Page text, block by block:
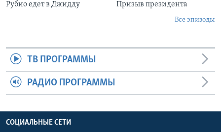
Рубио едет в Джидду
Призыв президента
Все эпизоды
ТВ ПРОГРАММЫ
РАДИО ПРОГРАММЫ
СОЦИАЛЬНЫЕ СЕТИ